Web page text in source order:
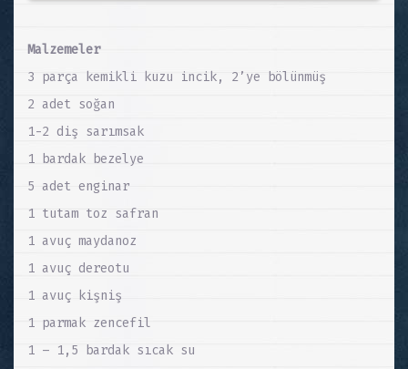
Malzemeler
3 parça kemikli kuzu incik, 2’ye bölünmüş
2 adet soğan
1-2 diş sarımsak
1 bardak bezelye
5 adet enginar
1 tutam toz safran
1 avuç maydanoz
1 avuç dereotu
1 avuç kişniş
1 parmak zencefil
1 – 1,5 bardak sıcak su